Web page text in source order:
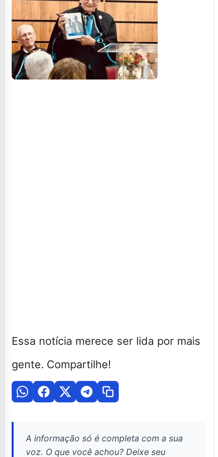
Essa notícia merece ser lida por mais
gente. Compartilhe!
A informação só é completa com a sua
voz. O que você achou? Deixe seu